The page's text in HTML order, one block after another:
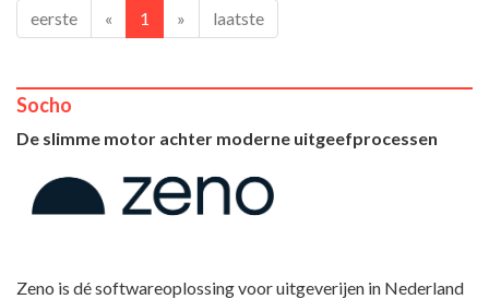
eerste « 1 » laatste
Socho
De slimme motor achter moderne uitgeefprocessen
Zeno is dé softwareoplossing voor uitgeverijen in Nederland